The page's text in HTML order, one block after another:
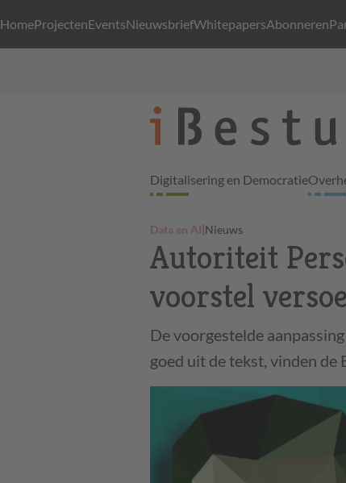
HomeProjectenEventsNieuwsbriefWhitepapersAbonneren
Digitalisering en Democratie
Data en AI|Nieuws
Autoriteit
voorstel
De voorgestelde
goed uit de tekst, vinden de